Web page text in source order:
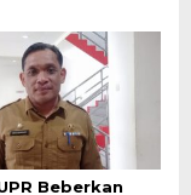
Beberkan